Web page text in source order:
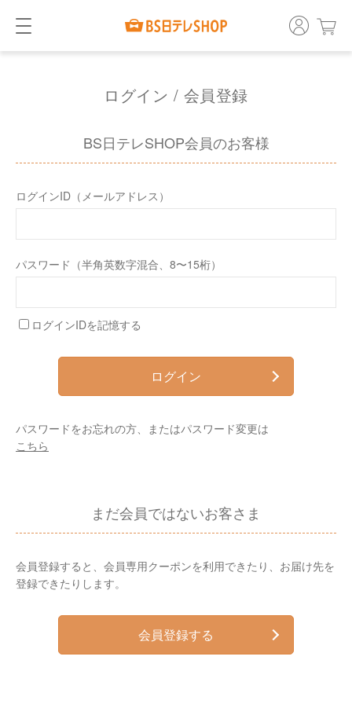
ログイン / 会員登録
BS日テレSHOP会員のお客様
ログインID（メールアドレス）
パスワード（半角英数字混合、8〜15桁）
ログインIDを記憶する
ログイン
パスワードをお忘れの方、またはパスワード変更は
こちら
まだ会員ではないお客さま
会員登録すると、会員専用クーポンを利用できたり、お届け先を
登録できたりします。
会員登録する